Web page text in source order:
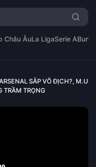
Châu ÂuLa LigaSerie A
SẮP VÔ ĐỊCH?, M.U
TRẦM TRỌNG